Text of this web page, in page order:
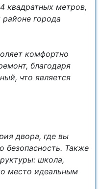
квадратных метров,
города
комфортно
благодаря
что является
двора, где вы
безопасность. Также
школа,
место идеальным